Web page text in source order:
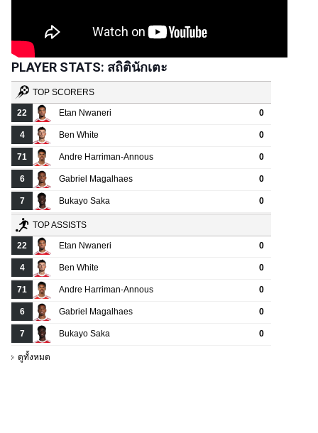
PLAYER STATS: สถิตินักเตะ